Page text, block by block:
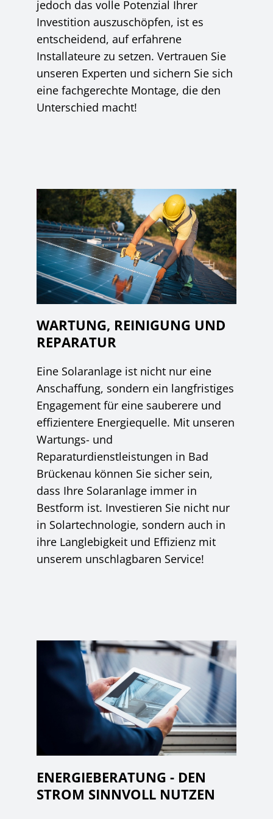
jedoch das volle Potenzial Ihrer
Investition auszuschöpfen, ist es
entscheidend, auf erfahrene
Installateure zu setzen. Vertrauen Sie
unseren Experten und sichern Sie sich
eine fachgerechte Montage, die den
Unterschied macht!
WARTUNG, REINIGUNG UND
REPARATUR
Eine Solaranlage ist nicht nur eine
Anschaffung, sondern ein langfristiges
Engagement für eine sauberere und
effizientere Energiequelle. Mit unseren
Wartungs- und
Reparaturdienstleistungen in Bad
Brückenau können Sie sicher sein,
dass Ihre Solaranlage immer in
Bestform ist. Investieren Sie nicht nur
in Solartechnologie, sondern auch in
ihre Langlebigkeit und Effizienz mit
unserem unschlagbaren Service!
ENERGIEBERATUNG - DEN
STROM SINNVOLL NUTZEN